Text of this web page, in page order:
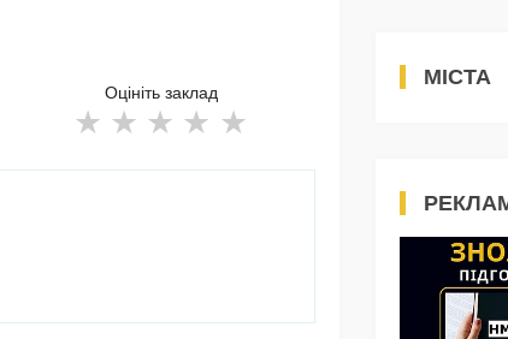
Оцініть заклад
МІСТА